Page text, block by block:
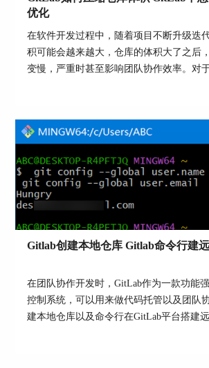
补丁，防止安全漏洞的出现。
总结
通过上述内容的介绍，我们可以了
的大小限制和删除后的恢复可能性
理过程中需要注意的事项。合理利
托管和敏捷开发，提升整体的开发
率。
优化
在软件开发过程中，随着项目不断升级迭
积可能会越来越大，仓库的体积大了之后
变慢，严重时甚至影响团队协作效率。对
们需要掌握仓库体积压缩方法和GitLab执
怎样执行仓库GC优化的相关内容。...
Gitlab创建本地仓库 Gitlab命令行建
在团队协作开发时，GitLab作为一款功能
控制系统，可以用来做代码托管以及团队
建本地仓库以及命令行在GitLab平台搭建
建完善的版本控制体系，实现代码的规范